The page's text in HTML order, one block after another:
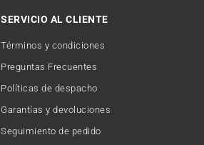
SERVICIO AL CLIENTE
Términos y condiciones
Preguntas Frecuentes
Políticas de despacho
Garantías y devoluciones
Seguimiento de pedido